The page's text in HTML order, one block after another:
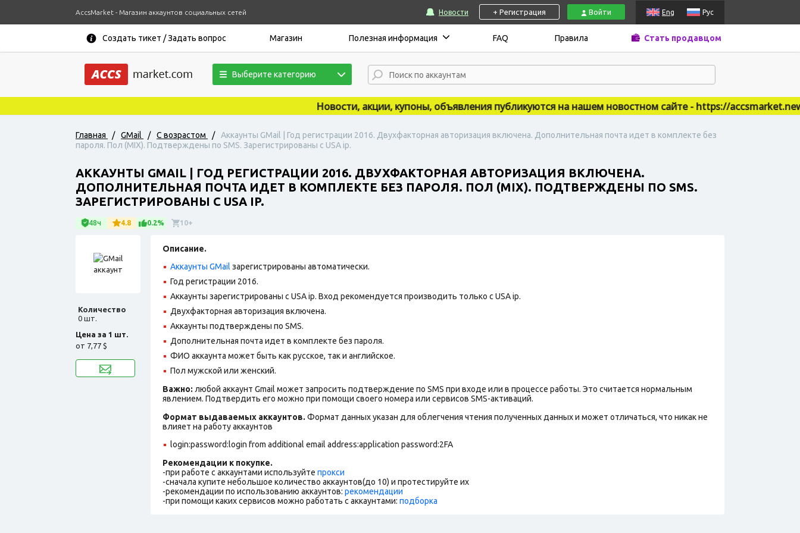
AccsMarket - Магазин аккаунтов социальных сетей Новости + Регистрация Войти Eng Рус
Создать тикет / Задать вопрос Магазин Полезная информация FAQ Правила Стать продавцом
Выберите категорию
Новости, акции, купоны, объявления публикуются на нашем новостном сайте - https://accsmarket.news
Главная / GMail / С возрастом /
Аккаунты GMail | Год регистрации 2016. Двухфакторная авторизация включена. Дополнительная почта идет в комплекте без
пароля. Пол (MIX). Подтверждены по SMS. Зарегистрированы с USA ip.
АККАУНТЫ GMAIL | ГОД РЕГИСТРАЦИИ 2016. ДВУХФАКТОРНАЯ АВТОРИЗАЦИЯ ВКЛЮЧЕНА.
ДОПОЛНИТЕЛЬНАЯ ПОЧТА ИДЕТ В КОМПЛЕКТЕ БЕЗ ПАРОЛЯ. ПОЛ (MIX). ПОДТВЕРЖДЕНЫ ПО SMS.
ЗАРЕГИСТРИРОВАНЫ С USA IP.
48ч 4.8 0.2% 10+
Количество
0 шт.
Цена за 1 шт.
от 7,77 $
Описание.
Аккаунты GMail зарегистрированы автоматически.
Год регистрации 2016.
Аккаунты зарегистрированы с USA ip. Вход рекомендуется производить только с USA ip.
Двухфакторная авторизация включена.
Аккаунты подтверждены по SMS.
Дополнительная почта идет в комплекте без пароля.
ФИО аккаунта может быть как русское, так и английское.
Пол мужской или женский.
Важно: любой аккаунт Gmail может запросить подтверждение по SMS при входе или в процессе работы. Это считается нормальным
явлением. Подтвердить его можно при помощи своего номера или сервисов SMS-активаций.
Формат выдаваемых аккаунтов. Формат данных указан для облегчения чтения полученных данных и может отличаться, что никак не
влияет на работу аккаунтов
login:password:login from additional email address:application password:2FA
Рекомендации к покупке.
-при работе с аккаунтами используйте прокси
-сначала купите небольшое количество аккаунтов(до 10) и протестируйте их
-рекомендации по использованию аккаунтов: рекомендации
-при помощи каких сервисов можно работать с аккаунтами: подборка